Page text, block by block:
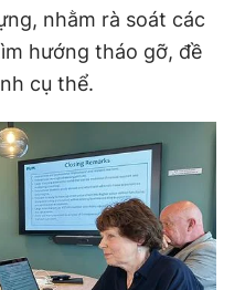
nhằm rà soát các
hướng tháo gỡ, đề
cụ thể.